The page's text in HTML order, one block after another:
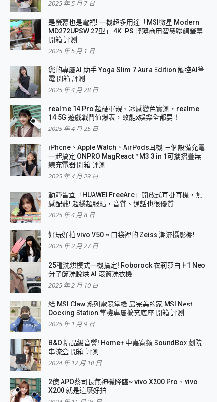
2025 年 5 月 7 日
是螢幕也是電視! 一機超多用途「MSI微星 Modern
MD272UPSW 27型」 4K IPS 輕薄商用智慧聯網螢幕
開箱 評測
2025 年 5 月 1 日
您的專屬AI 助手 Yoga Slim 7 Aura Edition 觸控AI筆
電 開箱 評測
2025 年 4 月 28 日
realme 14 Pro 超硬軍規、冰感變色實測，realme
14 5G 遊戲戰鬥值爆表，效能x娛樂全都要！
2025 年 4 月 25 日
iPhone、Apple Watch、AirPods耳機 三個設備充電
一起搞定 ONPRO MagReact™ M3 3 in 1可攜摺疊無
線充電器 開箱 評測
2025 年 4 月 23 日
動靜皆宜「HUAWEI FreeArc」開放式耳掛耳機，無
感配戴! 超穩超服貼，音質、通話也很優質
2025 年 4 月 8 日
好玩好拍 vivo V50 ~ 口袋裡的 Zeiss 潮流攝影棚!
2025 年 2 月 27 日
25種洗烘模式一機搞定! Roborock 衣莉莎白 H1 Neo
分子篩洗脫烘 AI 滾筒洗衣機
2025 年 2 月 10 日
給 MSI Claw 系列電競掌機 最完美的家 MSI Nest
Docking Station 掌機專屬擴充底座 開箱 評測
2025 年 1 月 9 日
B&O 精品級音響! Home+ 中嘉寬頻 SoundBox 劇院
串流盒 開箱 評測
2024 年 12 月 10 日
2億 APO蔡司長焦神機降臨~ vivo X200 Pro、vivo
X200 就是這麼好拍